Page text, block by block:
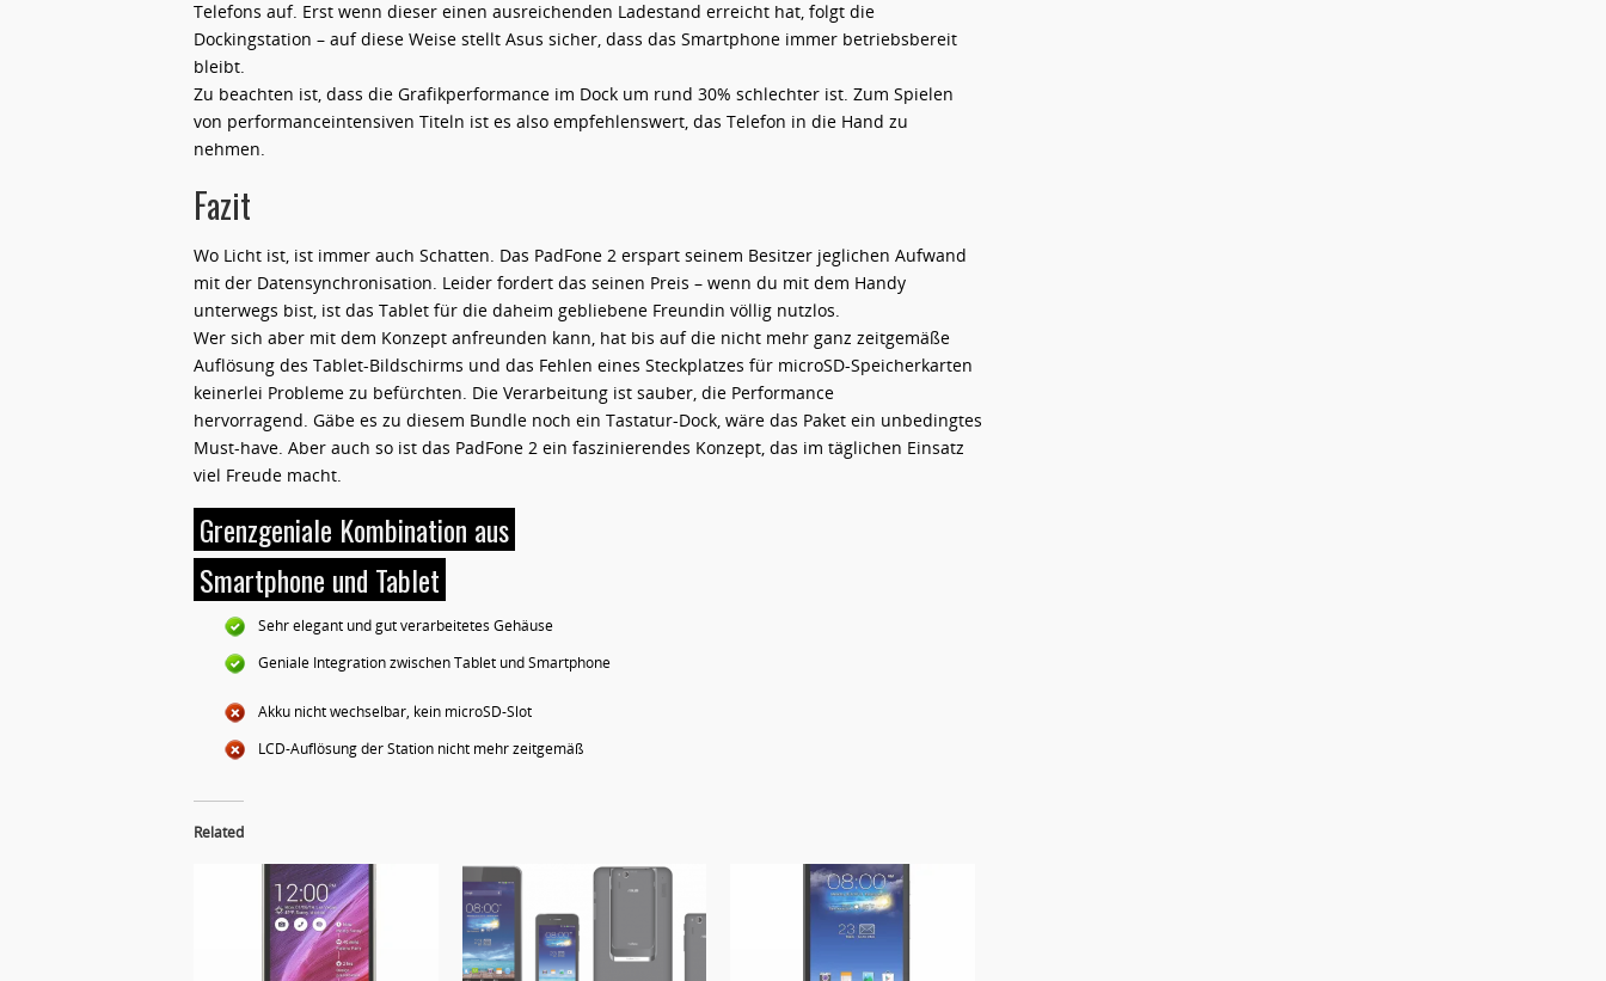
Telefons auf. Erst wenn dieser einen ausreichenden Ladestand erreicht hat, folgt die
Dockingstation – auf diese Weise stellt Asus sicher, dass das Smartphone immer betriebsbereit
bleibt.
Zu beachten ist, dass die Grafikperformance im Dock um rund 30% schlechter ist. Zum Spielen
von performanceintensiven Titeln ist es also empfehlenswert, das Telefon in die Hand zu
nehmen.
Fazit
Wo Licht ist, ist immer auch Schatten. Das PadFone 2 erspart seinem Besitzer jeglichen Aufwand
mit der Datensynchronisation. Leider fordert das seinen Preis – wenn du mit dem Handy
unterwegs bist, ist das Tablet für die daheim gebliebene Freundin völlig nutzlos.
Wer sich aber mit dem Konzept anfreunden kann, hat bis auf die nicht mehr ganz zeitgemäße
Auflösung des Tablet-Bildschirms und das Fehlen eines Steckplatzes für microSD-Speicherkarten
keinerlei Probleme zu befürchten. Die Verarbeitung ist sauber, die Performance
hervorragend. Gäbe es zu diesem Bundle noch ein Tastatur-Dock, wäre das Paket ein unbedingtes
Must-have. Aber auch so ist das PadFone 2 ein faszinierendes Konzept, das im täglichen Einsatz
viel Freude macht.
Grenzgeniale Kombination aus
Smartphone und Tablet
Sehr elegant und gut verarbeitetes Gehäuse
Geniale Integration zwischen Tablet und Smartphone
Akku nicht wechselbar, kein microSD-Slot
LCD-Auflösung der Station nicht mehr zeitgemäß
Related